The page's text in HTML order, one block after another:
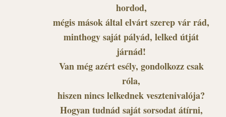
hordod,
mégis mások által elvárt szerep vár rád,
minthogy saját pályád, lelked útját
járnád!
Van még azért esély, gondolkozz csak
róla,
hiszen nincs lelkednek vesztenivalója?
Hogyan tudnád saját sorsodat átírni,